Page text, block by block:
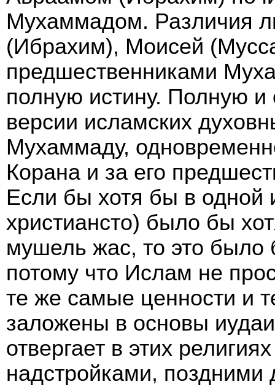
Мухаммадом. Различия
(Ибрахим), Моисей
предшественниками
полную истину. Полную и
версии исламских
Мухаммаду,
Корана и за его
Если бы хотя бы в одной
христиансто) было бы
мушель жас, то это было
потому что Ислам не
те же самые ценности и
заложены в основы
отвергает в этих
надстройками, поздними